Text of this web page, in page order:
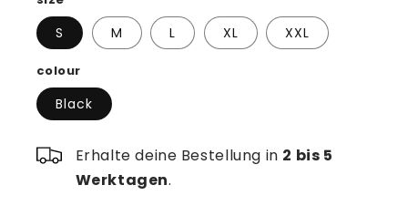
S M L XL XXL
colour
Black
Erhalte deine Bestellung in 2 bis 5
Werktagen.